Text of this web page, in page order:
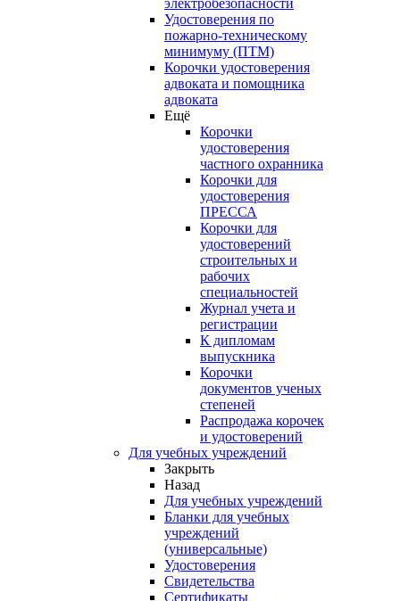
Удостоверения по
пожарно-техническому
минимуму (ПТМ)
Корочки удостоверения
адвоката и помощника
адвоката
Ещё
Корочки
удостоверения
частного охранника
Корочки для
удостоверения
ПРЕССА
Корочки для
удостоверений
строительных и
рабочих
специальностей
Журнал учета и
регистрации
К дипломам
выпускника
Корочки
документов ученых
степеней
Распродажа корочек
и удостоверений
Для учебных учреждений
Закрыть
Назад
Для учебных учреждений
Бланки для учебных
учреждений
(универсальные)
Удостоверения
Свидетельства
Сертификаты